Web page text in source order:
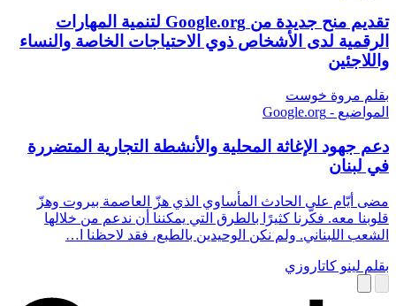
تقديم منح جديدة من Google.org لتنمية المهارات
الرقمية لدى الأشخاص ذوي الاحتياجات الخاصة والنساء
واللاجئين
بقلم مروة خوست
المواضيع - Google.org
دعم جهود الإغاثة المحلية والأنشطة التجارية المتضررة
في لبنان
مضى أيّام على الحادث المأساوي الذي هزّ العاصمة بيروت وهزّ
قلوبنا معه. فكّرنا كثيرًا بالطرق التي يمكننا أن ندعم من خلالها
الشعب اللبناني. ولم نكن الوحيدين بالطبع، فقد لاحظنا ا…
بقلم لينو كاتاروزي